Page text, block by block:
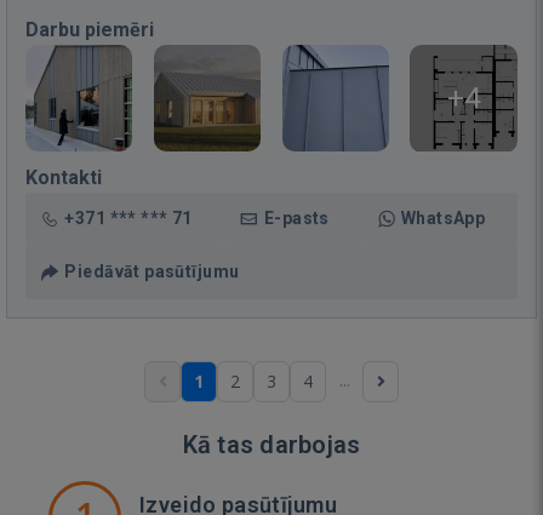
Darbu piemēri
+4
Kontakti
+371 *** *** 71 E-pasts WhatsApp
Piedāvāt pasūtījumu
1 2 3 4 ...
Kā tas darbojas
Izveido pasūtījumu